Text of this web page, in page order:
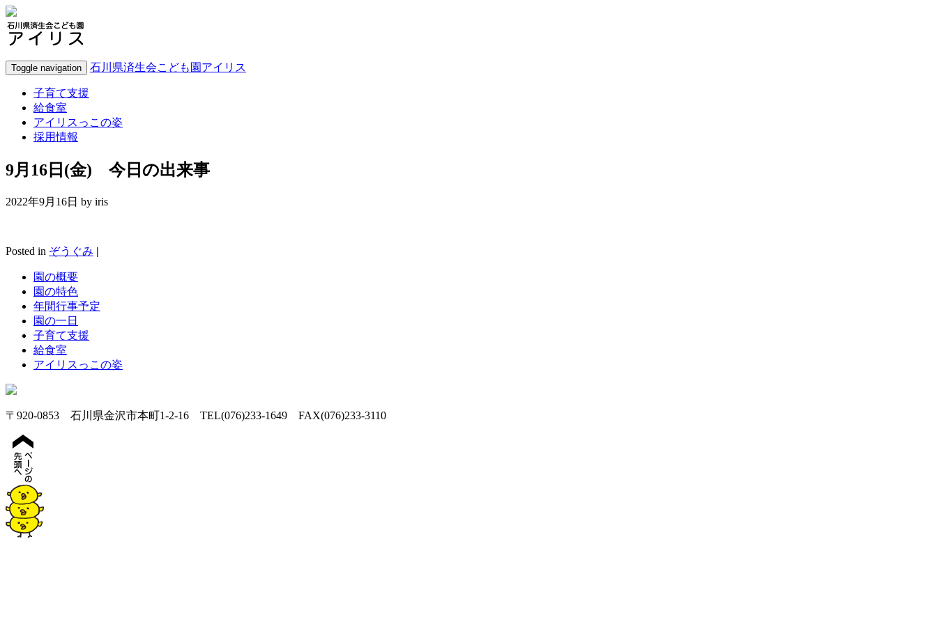
Toggle navigation 石川県済生会こども園アイリス
子育て支援
給食室
アイリスっこの姿
採用情報
9月16日(金) 今日の出来事
2022年9月16日 by iris
Posted in ぞうぐみ |
園の概要
園の特色
年間行事予定
園の一日
子育て支援
給食室
アイリスっこの姿
〒920-0853 石川県金沢市本町1-2-16 TEL(076)233-1649 FAX(076)233-3110